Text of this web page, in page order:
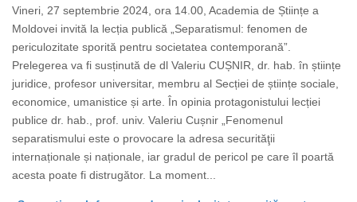
Vineri, 27 septembrie 2024, ora 14.00, Academia de Științe a
Moldovei invită la lecția publică „Separatismul: fenomen de
periculozitate sporită pentru societatea contemporană”.
Prelegerea va fi susținută de dl Valeriu CUȘNIR, dr. hab. în științe
juridice, profesor universitar, membru al Secției de științe sociale,
economice, umanistice și arte. În opinia protagonistului lecției
publice dr. hab., prof. univ. Valeriu Cușnir „Fenomenul
separatismului este o provocare la adresa securităţii
internaționale și naționale, iar gradul de pericol pe care îl poartă
acesta poate fi distrugător. La moment...